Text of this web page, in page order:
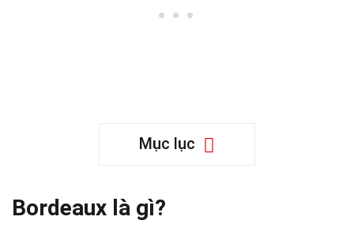
Mục lục
Bordeaux là gì?